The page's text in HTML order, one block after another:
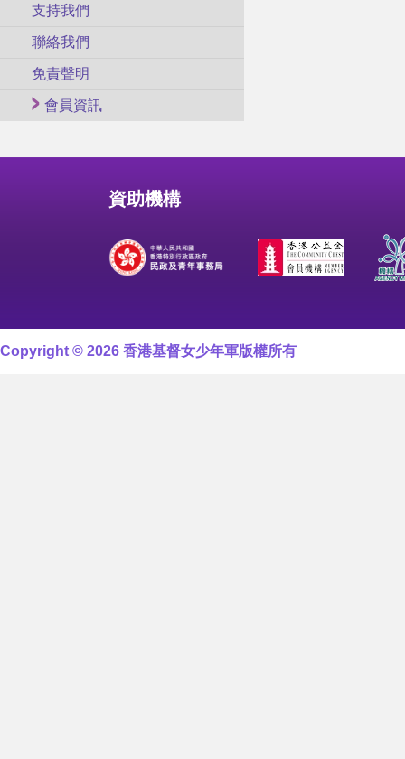
支持我們
聯絡我們
免責聲明
會員資訊
資助機構
Copyright © 2026 香港基督女少年軍版權所有